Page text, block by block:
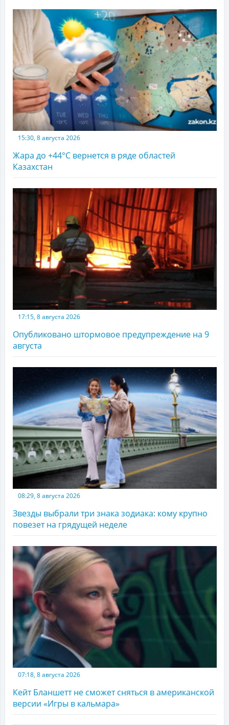
15:30, 8 августа 2026
Жара до +44°С вернется в ряде областей
Казахстан
17:15, 8 августа 2026
Опубликовано штормовое предупреждение на 9
августа
08:29, 8 августа 2026
Звезды выбрали три знака зодиака: кому крупно
повезет на грядущей неделе
07:18, 8 августа 2026
Кейт Бланшетт не сможет сняться в американской
версии «Игры в кальмара»